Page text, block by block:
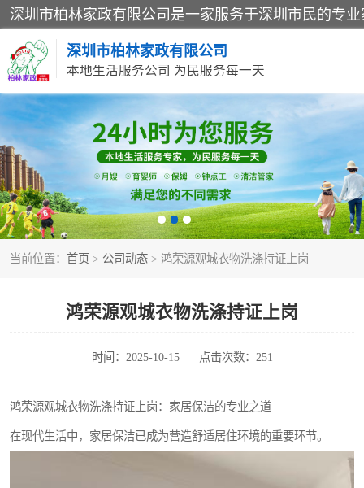
深圳市柏林家政有限公司
本地生活服务公司 为民服务每一天
当前位置： 首页 > 公司动态 > 鸿荣源观城衣物洗涤持证上岗
鸿荣源观城衣物洗涤持证上岗
时间：2025-10-15 点击次数：251
鸿荣源观城衣物洗涤持证上岗：家居保洁的专业之道
在现代生活中，家居保洁已成为营造舒适居住环境的重要环节。
家居保洁
家庭保姆